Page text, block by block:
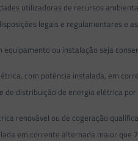
utilizadoras de recursos
legais e regulamentares e
ou instalação seja
com potência instalada, em
distribuição de energia elétrica
renovável ou de cogeração
em corrente alternada maior que